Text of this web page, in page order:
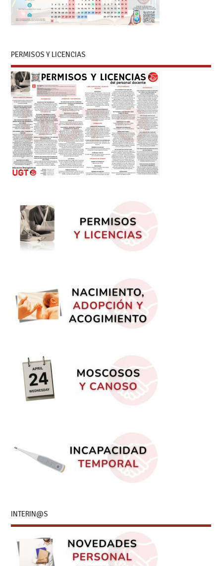
PERMISOS Y LICENCIAS
INTERIN@S